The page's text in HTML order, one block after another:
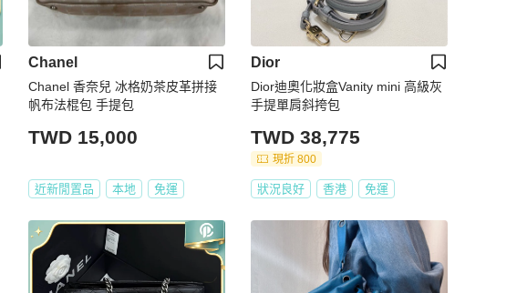
Chanel
Chanel 香奈兒 冰格奶茶皮革拼接
帆布法棍包 手提包
TWD 15,000
近新閒置品 本地 免運
Dior
Dior迪奧化妝盒Vanity mini 高級灰
手提單肩斜挎包
TWD 38,775
現折 800
狀況良好 香港 免運